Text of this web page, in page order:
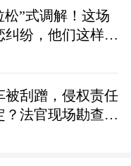
松”式调解！这场
纠纷，他们这样化
被刮蹭，侵权责任
？法官现场勘查定